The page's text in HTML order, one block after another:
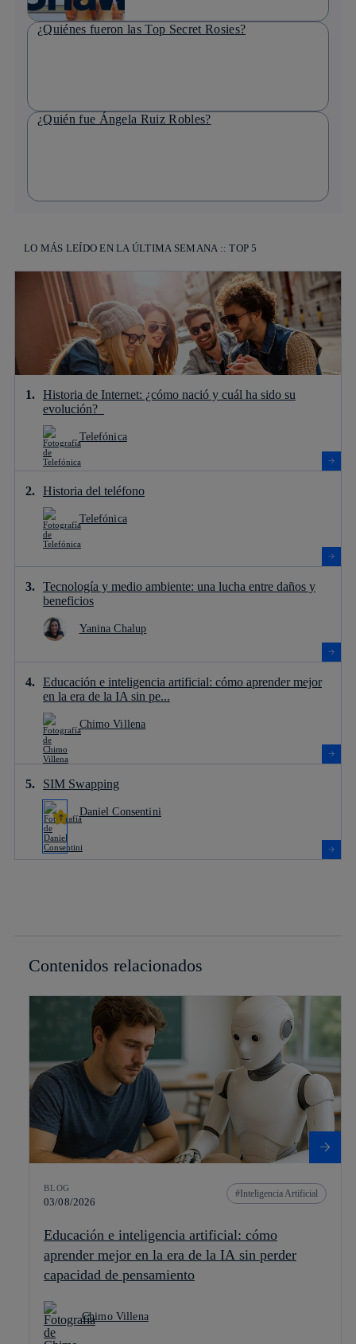
¿Quiénes fueron las Top Secret Rosies?
¿Quién fue Ángela Ruiz Robles?
LO MÁS LEÍDO EN LA ÚLTIMA SEMANA :: TOP 5
Historia de Internet: ¿cómo nació y cuál ha sido su
evolución?
Telefónica
Historia del teléfono
Telefónica
Tecnología y medio ambiente: una lucha entre daños y
beneficios
Yanina Chalup
Educación e inteligencia artificial: cómo aprender mejor
en la era de la IA sin pe...
Chimo Villena
SIM Swapping
Daniel Consentini
Contenidos relacionados
BLOG
03/08/2026
Inteligencia Artificial
Educación e inteligencia artificial: cómo
aprender mejor en la era de la IA sin perder
capacidad de pensamiento
Chimo Villena